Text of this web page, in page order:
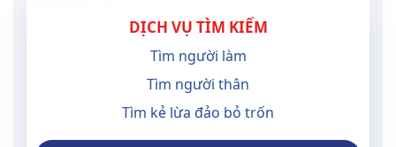
DỊCH VỤ TÌM KIẾM
Tìm người làm
Tìm người thân
Tìm kẻ lừa đảo bỏ trốn